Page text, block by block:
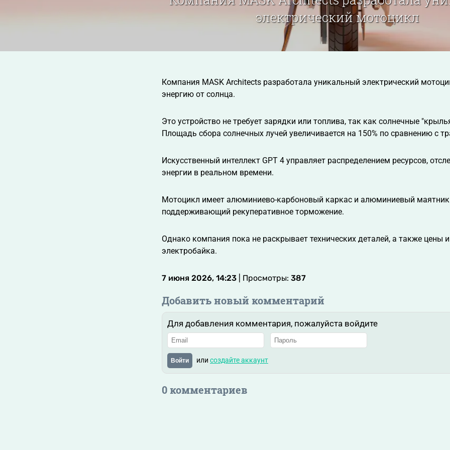
электрический мотоцикл
Компания MASK Architects разработала уникальный электрический
энергию от солнца.
Это устройство не требует зарядки или топлива, так как солнечные
Площадь сбора солнечных лучей увеличивается на 150% по сравнению с
Искусственный интеллект GPT 4 управляет распределением ресурсов,
энергии в реальном времени.
Мотоцикл имеет алюминиево-карбоновый каркас и алюминиевый
поддерживающий рекуперативное торможение.
Однако компания пока не раскрывает технических деталей, а также цены
электробайка.
7 июня 2026, 14:23 | Просмотры: 387
Добавить новый комментарий
Для добавления комментария, пожалуйста войдите
Войти или создайте аккаунт
0 комментариев